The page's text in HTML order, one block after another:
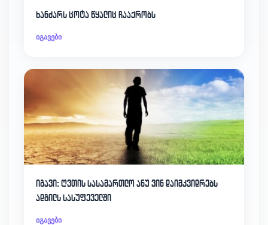
ხანძარს ცოტა წყალიც ჩააქრობს
იგავები
იგავი: ღვთის სასამართლო ანუ ვინ დაიმკვიდრებს
ადგილს სასუფეველში
იგავები